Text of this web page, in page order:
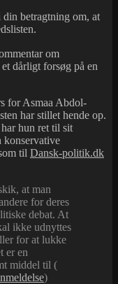
betragtning om, at
om
dårligt forsøg på en
for Asmaa Abdol-
har stillet hende op.
hun ret til sit
konservative
til Dansk-politik.dk
at man
for deres
debat. At
ikke udnyttes
for at lukke
er en
middel til (
)